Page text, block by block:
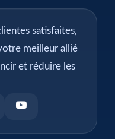
satisfaites,
meilleur allié
et réduire les